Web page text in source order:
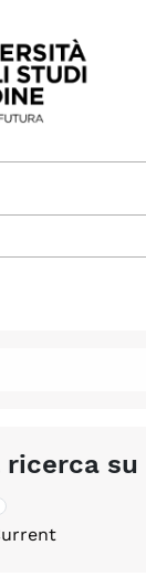
principale
ricerca su